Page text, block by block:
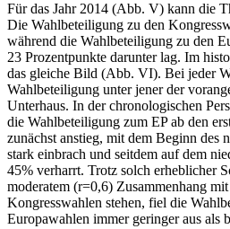
Für das Jahr 2014 (Abb. V) kann die
Die Wahlbeteiligung zu den
während die Wahlbeteiligung zu den
23 Prozentpunkte darunter lag. Im
das gleiche Bild (Abb. VI). Bei jeder
Wahlbeteiligung unter jener der
Unterhaus. In der chronologischen
die Wahlbeteiligung zum EP ab den
zunächst anstieg, mit dem Beginn des
stark einbrach und seitdem auf dem
45% verharrt. Trotz solch erheblicher
moderatem (r=0,6) Zusammenhang
Kongresswahlen stehen, fiel die
Europawahlen immer geringer aus als